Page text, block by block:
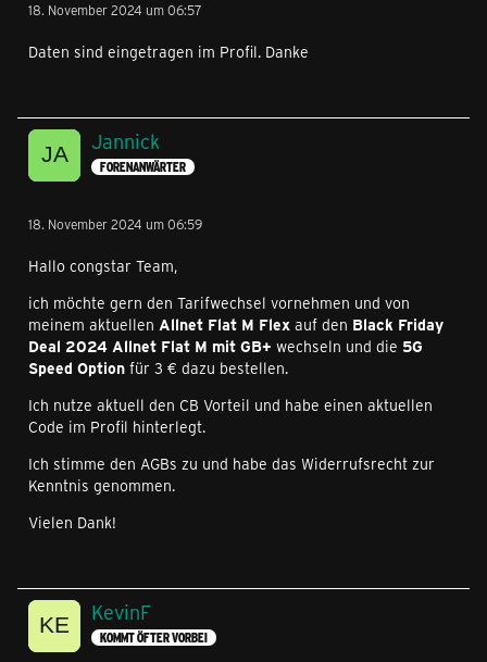
18. November 2024 um 06:57
Daten sind eingetragen im Profil. Danke
Jannick
FORENANWÄRTER
18. November 2024 um 06:59
Hallo congstar Team,
ich möchte gern den Tarifwechsel vornehmen und von
meinem aktuellen Allnet Flat M Flex auf den Black Friday
Deal 2024 Allnet Flat M mit GB+ wechseln und die 5G
Speed Option für 3 € dazu bestellen.
Ich nutze aktuell den CB Vorteil und habe einen aktuellen
Code im Profil hinterlegt.
Ich stimme den AGBs zu und habe das Widerrufsrecht zur
Kenntnis genommen.
Vielen Dank!
KevinF
KOMMT ÖFTER VORBEI